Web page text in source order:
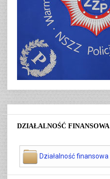
DZIAŁALNOŚĆ FINANSOWA
Działalność finansowa